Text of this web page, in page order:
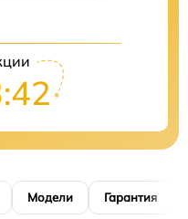
Модели Гарантия